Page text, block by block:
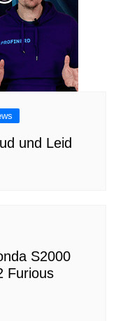
und Leid
S2000
Furious